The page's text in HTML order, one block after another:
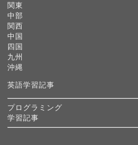
関東
中部
関西
中国
四国
九州
沖縄
英語学習記事
プログラミング
学習記事